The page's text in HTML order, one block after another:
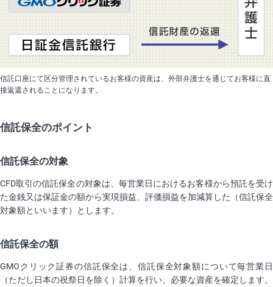
信託口座にて区分管理されているお客様の資産は、外部弁護士を通じてお客様に直
接返還されることになります。
信託保全のポイント
信託保全の対象
CFD取引の信託保全の対象は、毎営業日におけるお客様から預託を受け
た金銭又は保証金の額から実現損益、評価損益を加減算した（信託保全
対象額といいます）とします。
信託保全の額
GMOクリック証券の信託保全は、信託保全対象額について毎営業日
（ただし日本の祝祭日を除く）計算を行い、必要な資産を確定します。